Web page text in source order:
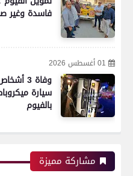
فاسدة وغير
01 أغسطس 2026
وفاة 3
سيارة
بالفيوم
مشاركة مميزة
رياضة